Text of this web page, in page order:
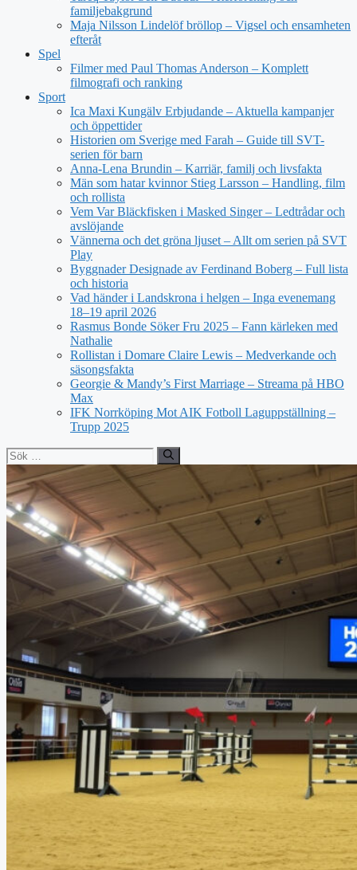
familjebakgrund
Maja Nilsson Lindelöf bröllop – Vigsel och ensamheten
efteråt
Spel
Filmer med Paul Thomas Anderson – Komplett
filmografi och ranking
Sport
Ica Maxi Kungälv Erbjudande – Aktuella kampanjer
och öppettider
Historien om Sverige med Farah – Guide till SVT-
serien för barn
Anna-Lena Brundin – Karriär, familj och livsfakta
Män som hatar kvinnor Stieg Larsson – Handling, film
och rollista
Vem Var Bläckfisken i Masked Singer – Ledtrådar och
avslöjande
Vännerna och det gröna ljuset – Allt om serien på SVT
Play
Byggnader Designade av Ferdinand Boberg – Full lista
och historia
Vad händer i Landskrona i helgen – Inga evenemang
18–19 april 2026
Rasmus Bonde Söker Fru 2025 – Fann kärleken med
Nathalie
Rollistan i Domare Claire Lewis – Medverkande och
säsongsfakta
Georgie & Mandy’s First Marriage – Streama på HBO
Max
IFK Norrköping Mot AIK Fotboll Laguppställning –
Trupp 2025
Sök
efter: